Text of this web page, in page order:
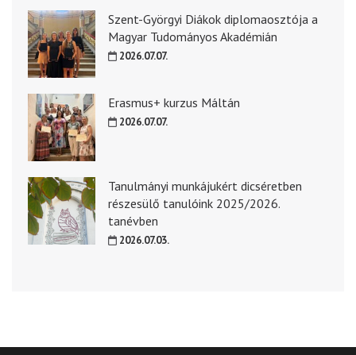
Szent-Györgyi Diákok diplomaosztója a
Magyar Tudományos Akadémián
2026.07.07.
Erasmus+ kurzus Máltán
2026.07.07.
Tanulmányi munkájukért dicséretben
részesülő tanulóink 2025/2026.
tanévben
2026.07.03.